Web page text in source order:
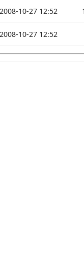
2008-10-27 12:52
2008-10-27 12:52